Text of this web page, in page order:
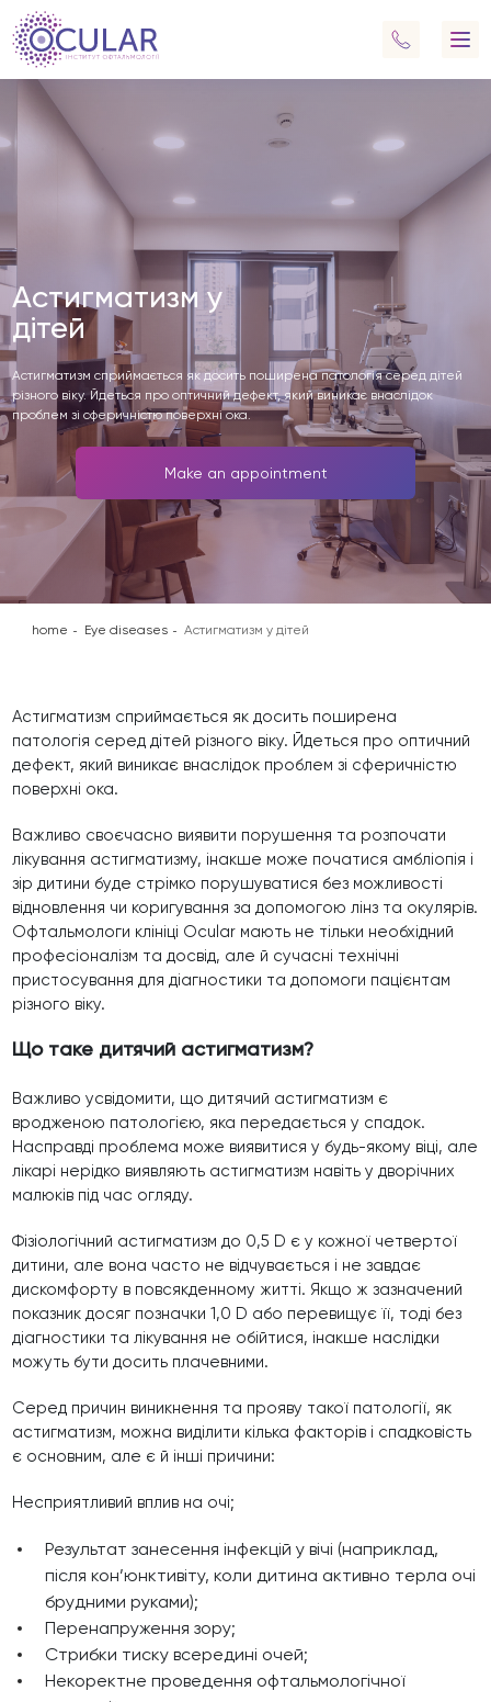
Астигматизм у
дітей
Астигматизм сприймається як досить поширена патологія серед дітей
різного віку. Йдеться про оптичний дефект, який виникає внаслідок
проблем зі сферичністю поверхні ока.
Make an appointment
home Eye diseases Астигматизм у дітей
Астигматизм сприймається як досить поширена
патологія серед дітей різного віку. Йдеться про оптичний
дефект, який виникає внаслідок проблем зі сферичністю
поверхні ока.
Важливо своєчасно виявити порушення та розпочати
лікування астигматизму, інакше може початися амбліопія і
зір дитини буде стрімко порушуватися без можливості
відновлення чи коригування за допомогою лінз та окулярів.
Офтальмологи клініці Ocular мають не тільки необхідний
професіоналізм та досвід, але й сучасні технічні
пристосування для діагностики та допомоги пацієнтам
різного віку.
Що таке дитячий астигматизм?
Важливо усвідомити, що дитячий астигматизм є
вродженою патологією, яка передається у спадок.
Насправді проблема може виявитися у будь-якому віці, але
лікарі нерідко виявляють астигматизм навіть у дворічних
малюків під час огляду.
Фізіологічний астигматизм до 0,5 D є у кожної четвертої
дитини, але вона часто не відчувається і не завдає
дискомфорту в повсякденному житті. Якщо ж зазначений
показник досяг позначки 1,0 D або перевищує її, тоді без
діагностики та лікування не обійтися, інакше наслідки
можуть бути досить плачевними.
Серед причин виникнення та прояву такої патології, як
астигматизм, можна виділити кілька факторів і спадковість
є основним, але є й інші причини:
Несприятливий вплив на очі;
Результат занесення інфекцій у вічі (наприклад,
після кон’юнктивіту, коли дитина активно терла очі
брудними руками);
Перенапруження зору;
Стрибки тиску всередині очей;
Некоректне проведення офтальмологічної